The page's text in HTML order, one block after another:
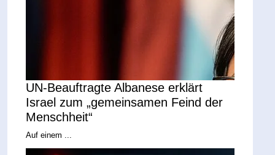
UN-Beauftragte Albanese erklärt
Israel zum „gemeinsamen Feind der
Menschheit“
Auf einem ...